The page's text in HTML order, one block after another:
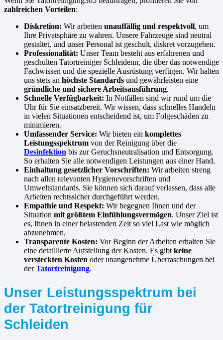
zahlreichen Vorteilen:
Diskretion: Wir arbeiten unauffällig und respektvoll, um
Ihre Privatsphäre zu wahren. Unsere Fahrzeuge sind neutral
gestaltet, und unser Personal ist geschult, diskret vorzugehen.
Professionalität: Unser Team besteht aus erfahrenen und
geschulten Tatortreiniger Schleidenn, die über das notwendige
Fachwissen und die spezielle Ausrüstung verfügen. Wir halten
uns stets an höchste Standards und gewährleisten eine
gründliche und sichere Arbeitsausführung.
Schnelle Verfügbarkeit: In Notfällen sind wir rund um die
Uhr für Sie einsatzbereit. Wir wissen, dass schnelles Handeln
in vielen Situationen entscheidend ist, um Folgeschäden zu
minimieren.
Umfassender Service: Wir bieten ein komplettes
Leistungsspektrum von der Reinigung über die
Desinfektion bis zur Geruchsneutralisation und Entsorgung.
So erhalten Sie alle notwendigen Leistungen aus einer Hand.
Einhaltung gesetzlicher Vorschriften: Wir arbeiten streng
nach allen relevanten Hygienevorschriften und
Umweltstandards. Sie können sich darauf verlassen, dass alle
Arbeiten rechtssicher durchgeführt werden.
Empathie und Respekt: Wir begegnen Ihnen und der
Situation mit größtem Einfühlungsvermögen. Unser Ziel ist
es, Ihnen in einer belastenden Zeit so viel Last wie möglich
abzunehmen.
Transparente Kosten: Vor Beginn der Arbeiten erhalten Sie
eine detaillierte Aufstellung der Kosten. Es gibt keine
versteckten Kosten oder unangenehme Überraschungen bei
derTatortreinigung.
Unser Leistungsspektrum bei
der Tatortreinigung für
Schleiden